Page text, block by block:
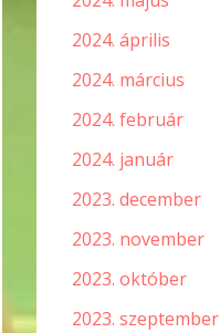
2024. április
2024. március
2024. február
2024. január
2023. december
2023. november
2023. október
2023. szeptember